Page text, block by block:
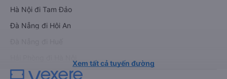
Hà Nội đi Tam Đảo
Đà Nẵng đi Hội An
Xem tất cả tuyến đường